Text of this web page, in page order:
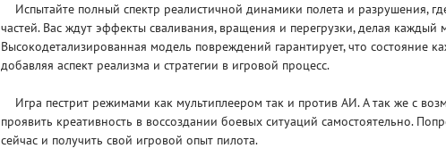
Испытайте полный спектр реалистичной динамики полета и разрушения,
частей. Вас ждут эффекты сваливания, вращения и перегрузки, делая
Высокодетализированная модель повреждений гарантирует, что состояние
добавляя аспект реализма и стратегии в игровой процесс.
Игра пестрит режимами как мультиплеером так и против АИ. А так же с
проявить креативность в воссоздании боевых ситуаций самостоятельно.
сейчас и получить свой игровой опыт пилота.